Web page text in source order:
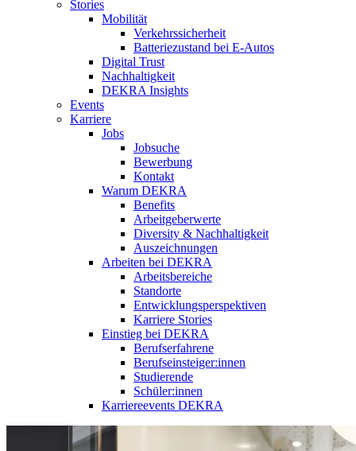
Stories
Mobilität
Verkehrssicherheit
Batteriezustand bei E-Autos
Digital Trust
Nachhaltigkeit
DEKRA Insights
Events
Karriere
Jobs
Jobsuche
Bewerbung
Kontakt
Warum DEKRA
Benefits
Arbeitgeberwerte
Diversity & Nachhaltigkeit
Auszeichnungen
Arbeiten bei DEKRA
Arbeitsbereiche
Standorte
Entwicklungsperspektiven
Karriere Stories
Einstieg bei DEKRA
Berufserfahrene
Berufseinsteiger:innen
Studierende
Schüler:innen
Karriereevents DEKRA